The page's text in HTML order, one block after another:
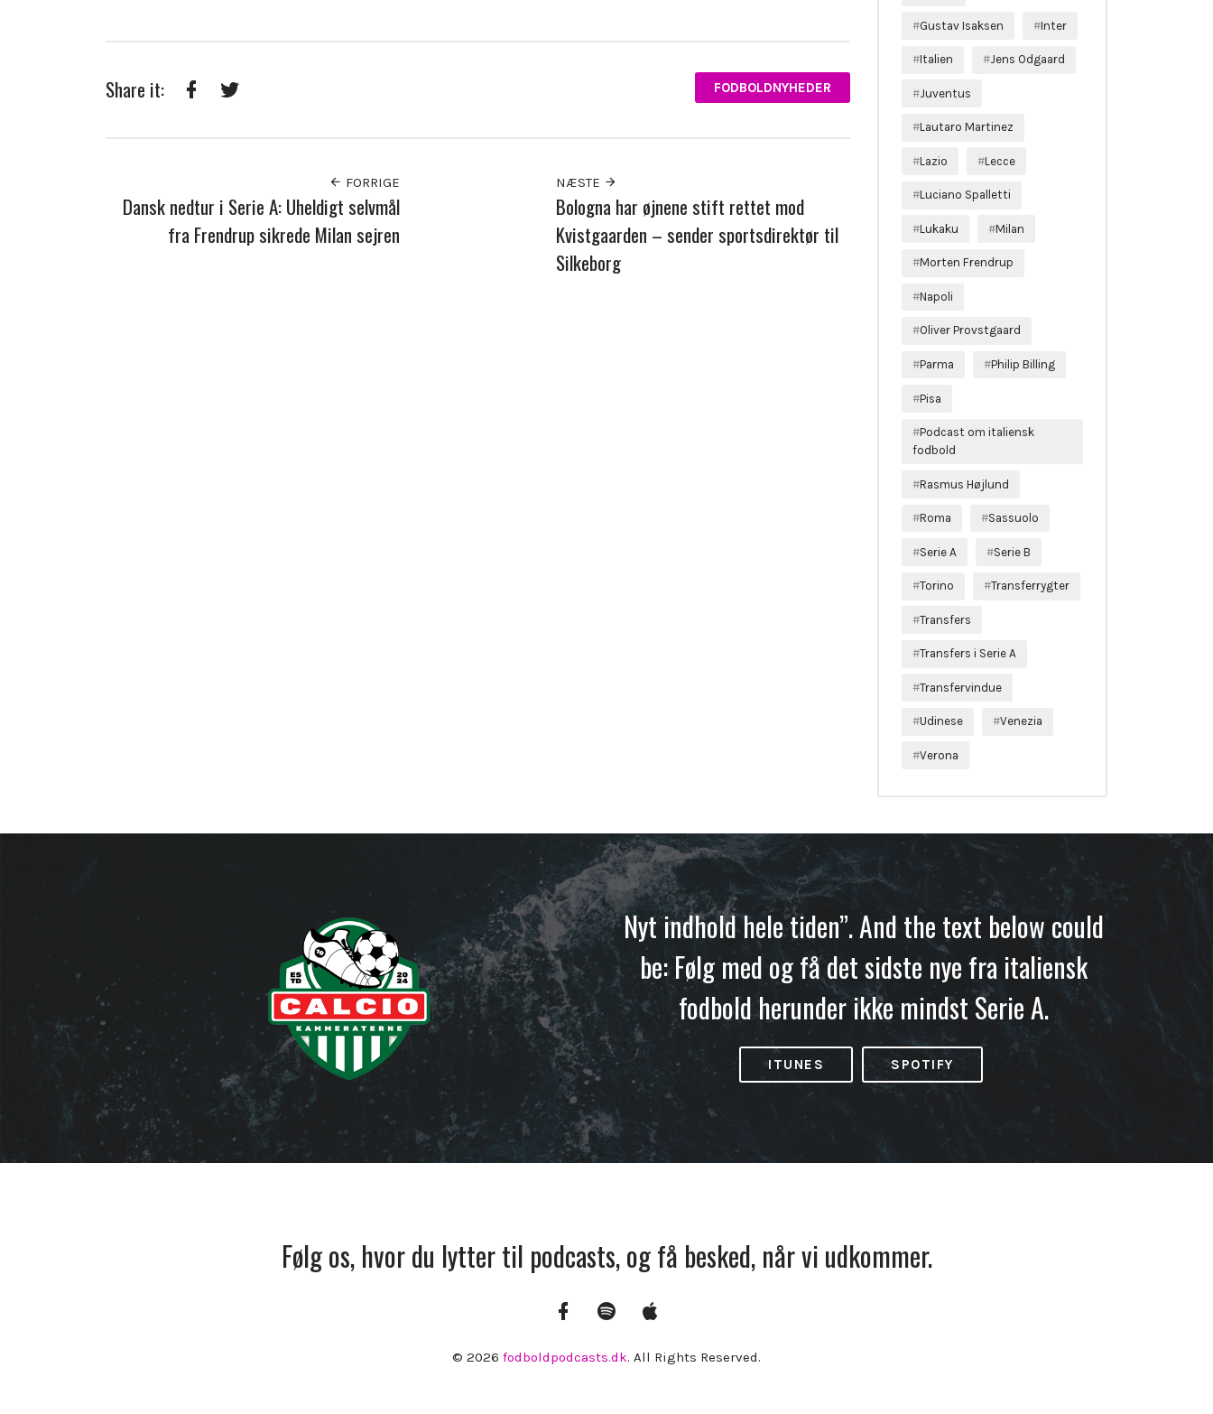
Share it: FODBOLDNYHEDER
FORRIGE
Dansk nedtur i Serie A: Uheldigt selvmål
fra Frendrup sikrede Milan sejren
NÆSTE
Bologna har øjnene stift rettet mod
Kvistgaarden – sender sportsdirektør til
Silkeborg
Gustav Isaksen Inter
Italien Jens Odgaard
Juventus
Lautaro Martinez
Lazio Lecce
Luciano Spalletti
Lukaku Milan
Morten Frendrup
Napoli
Oliver Provstgaard
Parma Philip Billing
Pisa
Podcast om italiensk
fodbold
Rasmus Højlund
Roma Sassuolo
Serie A Serie B
Torino Transferrygter
Transfers
Transfers i Serie A
Transfervindue
Udinese Venezia
Verona
Nyt indhold hele tiden”. And the text below could
be: Følg med og få det sidste nye fra italiensk
fodbold herunder ikke mindst Serie A.
ITUNES SPOTIFY
Følg os, hvor du lytter til podcasts, og få besked, når vi udkommer.
FacebookSpotify
© 2026 fodboldpodcasts.dk. All Rights Reserved.